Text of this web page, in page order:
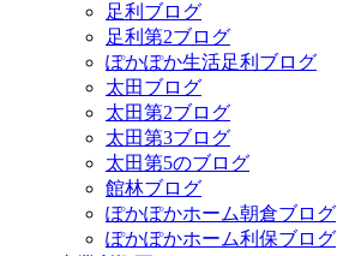
足利ブログ
足利第2ブログ
ぽかぽか生活足利ブログ
太田ブログ
太田第2ブログ
太田第3ブログ
太田第5のブログ
館林ブログ
ぽかぽかホーム朝倉ブログ
ぽかぽかホーム利保ブログ